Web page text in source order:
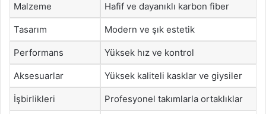
Malzeme Hafif ve dayanıklı karbon fiber
Tasarım Modern ve şık estetik
Performans Yüksek hız ve kontrol
Aksesuarlar Yüksek kaliteli kasklar ve giysiler
İşbirlikleri Profesyonel takımlarla ortaklıklar